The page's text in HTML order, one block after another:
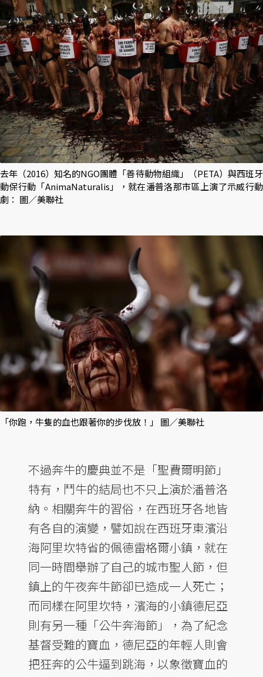
去年（2016）知名的NGO團體「善待動物組織」（PETA）與西班牙
動保行動「AnimaNaturalis」，就在潘普洛那市區上演了示威行動
劇： 圖／美聯社
「你跑，牛隻的血也跟著你的步伐放！」 圖／美聯社
不過奔牛的慶典並不是「聖費爾明節」
特有，鬥牛的結局也不只上演於潘普洛
納。相關奔牛的習俗，在西班牙各地皆
有各自的演變，譬如說在西班牙東濱沿
海阿里坎特省的佩德雷格爾小鎮，就在
同一時間舉辦了自己的城市聖人節，但
鎮上的午夜奔牛節卻已造成一人死亡；
而同樣在阿里坎特，濱海的小鎮德尼亞
則有另一種「公牛奔海節」，為了紀念
基督受難的寶血，德尼亞的年輕人則會
把狂奔的公牛逼到跳海，以象徵寶血的